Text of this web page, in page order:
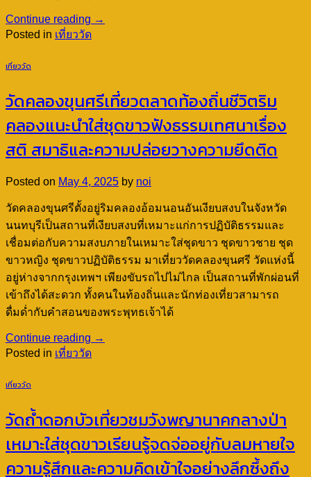
Continue reading →
Posted in เที่ยววัด
เที่ยววัด
วัดคลองขุนศรีเที่ยวตลาดท้องถิ่นชีวิตริม
คลองแนะนำใส่ชุดขาวฟังธรรมเทศนาเรื่อง
สติ สมาธิและความปล่อยวางความยึดติด
Posted on May 4, 2025 by noi
วัดคลองขุนศรีตั้งอยู่ริมคลองอ้อมนอนอันเงียบสงบในจังหวัด
นนทบุรีเป็นสถานที่เงียบสงบที่เหมาะแก่การปฏิบัติธรรมและ
เชื่อมต่อกับความสงบภายในเหมาะใส่ชุดขาว ชุดขาวชาย ชุด
ขาวหญิง ชุดขาวปฏิบัติธรรม มาเที่ยววัดคลองขุนศรี วัดแห่งนี้
อยู่ห่างจากกรุงเทพฯ เพียงขับรถไปไม่ไกล เป็นสถานที่พักผ่อนที่
เข้าถึงได้สะดวก ทั้งคนในท้องถิ่นและนักท่องเที่ยวสามารถ
ดื่มด่ำกับคำสอนของพระพุทธเจ้าได้
Continue reading →
Posted in เที่ยววัด
เที่ยววัด
วัดถ้ำดอกบัวเที่ยวชมวังพญานาคกลางป่า
เหมาะใส่ชุดขาวเรียนรู้จดจ่ออยู่กับลมหายใจ
ความรู้สึกและความคิดเข้าใจอย่างลึกซึ้งถึง